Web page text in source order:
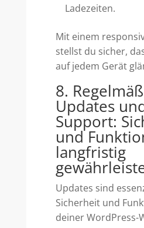
Ladezeiten.
Mit einem
stellst du sicher,
auf jedem Gerät
8.
Updates
Support:
und
langfristig
Updates sind
Sicherheit und
deiner WordPress-